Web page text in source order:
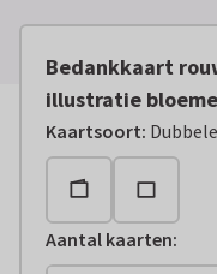
Bedankkaart
illustratie
Kaartsoort:
Aantal kaarten: